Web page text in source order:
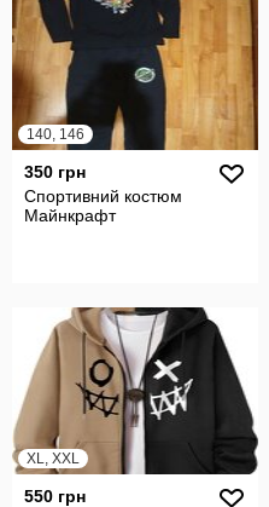
140, 146
350 грн
Спортивний костюм
Майнкрафт
XL, XXL
550 грн